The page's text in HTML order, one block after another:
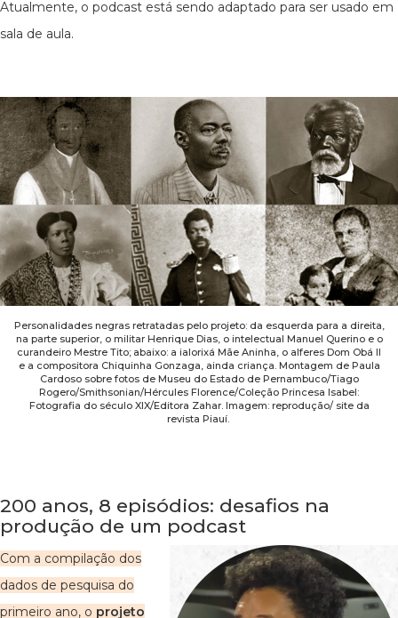
Atualmente, o podcast está sendo adaptado para ser usado em
sala de aula.
Personalidades negras retratadas pelo projeto: da esquerda para a direita,
na parte superior, o militar Henrique Dias, o intelectual Manuel Querino e o
curandeiro Mestre Tito; abaixo: a ialorixá Mãe Aninha, o alferes Dom Obá II
e a compositora Chiquinha Gonzaga, ainda criança. Montagem de Paula
Cardoso sobre fotos de Museu do Estado de Pernambuco/Tiago
Rogero/Smithsonian/Hércules Florence/Coleção Princesa Isabel:
Fotografia do século XIX/Editora Zahar. Imagem: reprodução/ site da
revista Piauí.
200 anos, 8 episódios: desafios na
produção de um podcast
Com a compilação dos
dados de pesquisa do
primeiro ano, o projeto